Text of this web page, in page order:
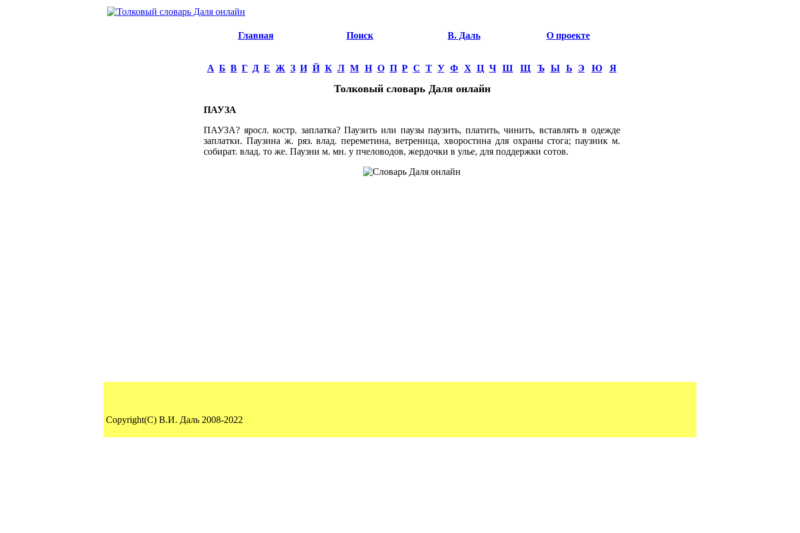
Главная Поиск В. Даль О проекте
А Б В Г Д Е Ж З И Й К Л М Н О П Р С Т У Ф Х Ц Ч Ш Щ Ъ Ы Ь Э Ю Я
Толковый словарь Даля онлайн
ПАУЗА
ПАУЗА? яросл. костр. заплатка? Паузить или паузы паузить, платить, чинить, вставлять в одежде
заплатки. Паузина ж. ряз. влад. переметина, ветреница, хворостина для охраны стога; паузник м.
собират. влад. то же. Паузни м. мн. у пчеловодов, жердочки в улье, для поддержки сотов.
Copyright(C) В.И. Даль 2008-2022